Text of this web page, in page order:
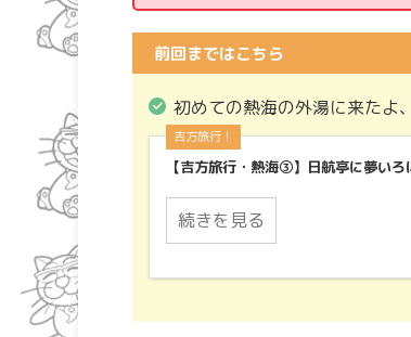
前回まではこちら
初めての熱海の外湯に来たよ
吉方旅行！
【吉方旅行・熱海③】日航亭に夢い
続きを見る